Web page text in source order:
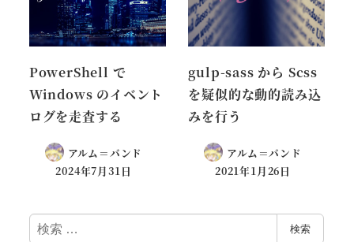
PowerShell で
Windows のイベント
ログを走査する
アルム＝バンド
2024年7月31日
gulp-sass から Scss
を疑似的な動的読み込
みを行う
アルム＝バンド
2021年1月26日
検
検索